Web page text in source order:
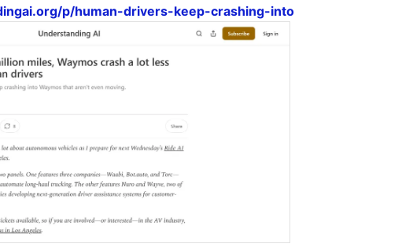
p/human-drivers-keep-crashing-into